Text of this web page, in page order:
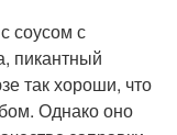
соусом с
пикантный
так хороши, что
Однако оно